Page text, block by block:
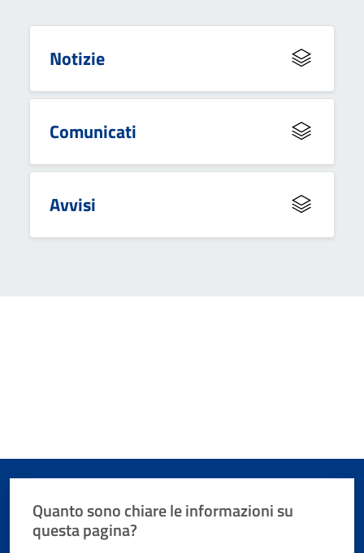
Notizie
Comunicati
Avvisi
Quanto sono chiare le informazioni su
questa pagina?